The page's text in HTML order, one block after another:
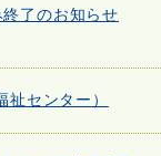
終了のお知らせ
センター）